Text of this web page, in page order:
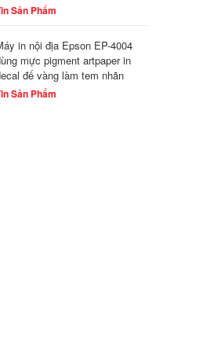
Sản Phẩm
in nội địa Epson EP-4004
mực pigment artpaper in
đế vàng làm tem nhãn
Sản Phẩm